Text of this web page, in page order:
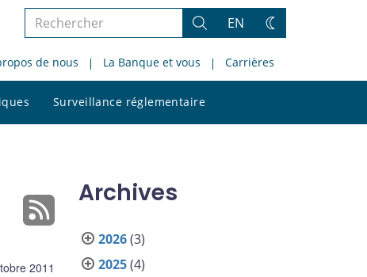
Rechercher
le
site
Rechercher
EN
Changez
thème
de nous La Banque et vous Carrières
Surveillance réglementaire
le
2011
Archives
2026(3)
2025(4)